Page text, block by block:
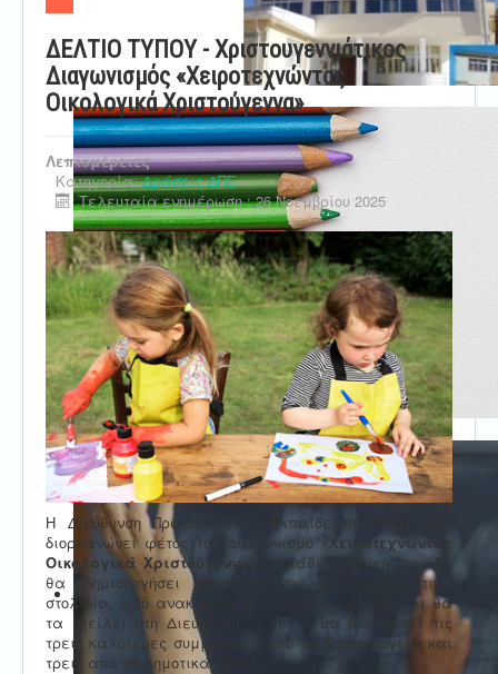
ΔΕΛΤΙΟ ΤΥΠΟΥ - Χριστουγεννιάτικος
Διαγωνισμός «Χειροτεχνώντας
Οικολογικά Χριστούγεννα»
Λεπτομέρειες
Κατηγορία:Δράσεις ΔΠΕ
Τελευταία ενημέρωση : 26 Νοεμβρίου 2025
Η Διεύθυνση Πρωτοβάθμιας Εκπαίδευσης Καρδίτσας
διοργανώνει φέτος τον Διαγωνισμό «Χειροτεχνώντας
Οικολογικά Χριστούγεννα»!
Η κάθε σχολική μονάδα
θα δημιουργήσει τρισδιάστατα χριστουγεννιάτικα
στολίδια, από ανακυκλώσιμα ή φυσικά υλικά, και θα
τα στείλει στη Διεύθυνση, η οποία θα βραβεύσει τις
τρεις καλύτερες συμμετοχές από τα Νηπιαγωγεία και
τρεις από τα Δημοτικά σχολεία.